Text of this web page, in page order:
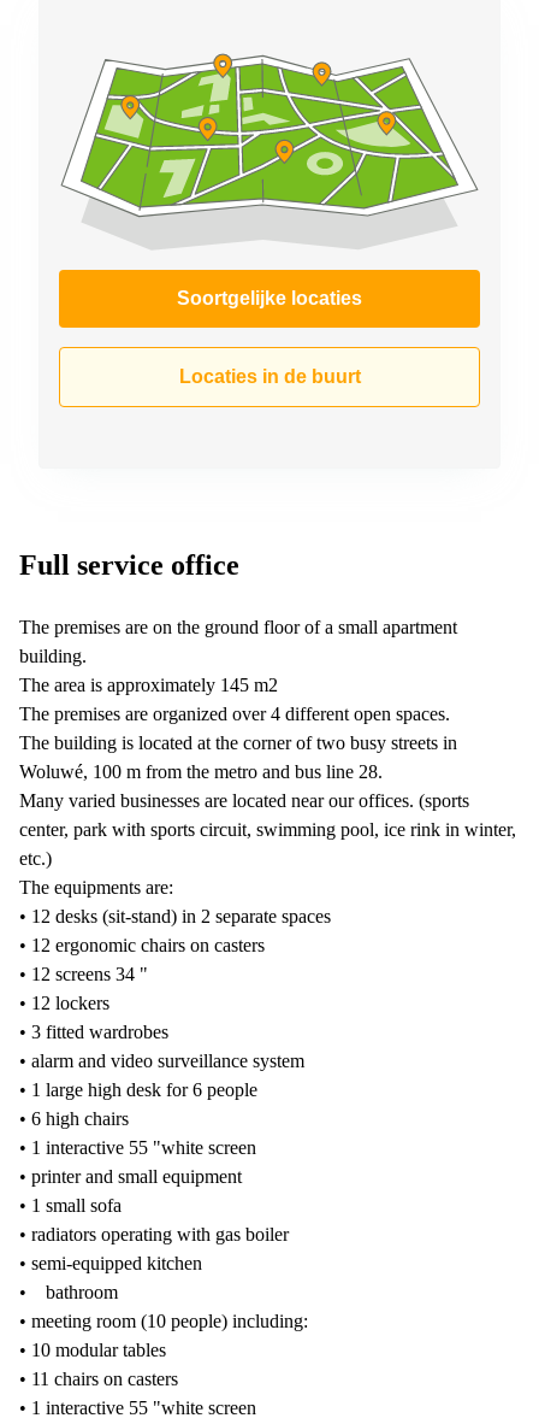
Soortgelijke locaties
Locaties in de buurt
Full service office
The premises are on the ground floor of a small apartment
building.
The area is approximately 145 m2
The premises are organized over 4 different open spaces.
The building is located at the corner of two busy streets in
Woluwé, 100 m from the metro and bus line 28.
Many varied businesses are located near our offices. (sports
center, park with sports circuit, swimming pool, ice rink in winter,
etc.)
The equipments are:
• 12 desks (sit-stand) in 2 separate spaces
• 12 ergonomic chairs on casters
• 12 screens 34 "
• 12 lockers
• 3 fitted wardrobes
• alarm and video surveillance system
• 1 large high desk for 6 people
• 6 high chairs
• 1 interactive 55 "white screen
• printer and small equipment
• 1 small sofa
• radiators operating with gas boiler
• semi-equipped kitchen
• bathroom
• meeting room (10 people) including:
• 10 modular tables
• 11 chairs on casters
• 1 interactive 55 "white screen